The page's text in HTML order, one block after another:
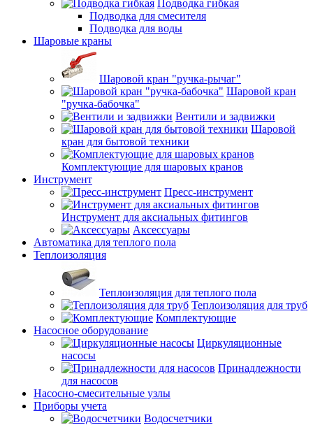
Подводка гибкая
Подводка для смесителя
Подводка для воды
Шаровые краны
Шаровой кран "ручка-рычаг"
Шаровой кран
"ручка-бабочка"
Вентили и задвижки
Шаровой
кран для бытовой техники
Комплектующие для шаровых кранов
Инструмент
Пресс-инструмент
Инструмент для аксиальных фитингов
Аксессуары
Автоматика для теплого пола
Теплоизоляция
Теплоизоляция для теплого пола
Теплоизоляция для труб
Комплектующие
Насосное оборудование
Циркуляционные
насосы
Принадлежности
для насосов
Насосно-смесительные узлы
Приборы учета
Водосчетчики